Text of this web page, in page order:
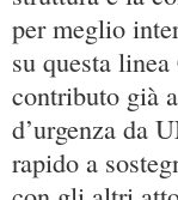
per meglio
su questa
contributo già
d’urgenza da
rapido a